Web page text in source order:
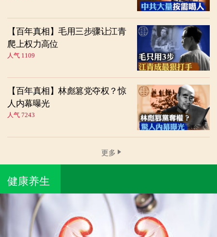
【百年真相】毛用三步骤让江青
爬上权力高位
人气 1109
【百年真相】林彪篡党夺权？惊
人内幕曝光
人气 7243
更多
健康养生